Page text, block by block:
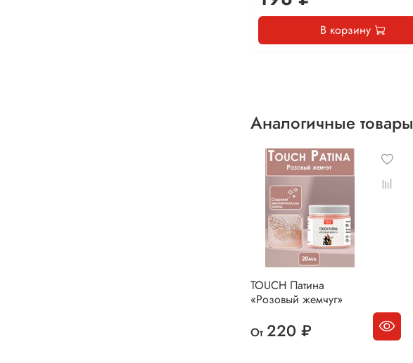
В корзину
Аналогичные товары
TOUCH Патина
«Розовый жемчуг»
От 220 ₽